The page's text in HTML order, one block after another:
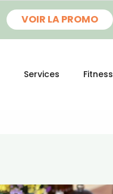
VOIR LA PROMO
Services Fitness